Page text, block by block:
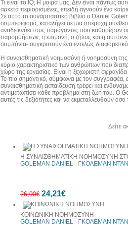
Τι είναι το IQ; Η μοίρα μας; Δεν είναι πάντως
αρκετά περιορισμένες, επειδή αγνοούν ένα
Σε αυτό το συναρπαστικό βιβλίο ο Daniel
συμπεριφορά, καταλήγει σε μια υπέροχη
αναδεικνύει τους παράγοντες που
παρορμήσεων, η επιμονή, ο ζήλος και η
συμπόνια- συγκροτούν ένα εντελώς
H συναισθηματική νοημοσύνη ή νοημοσύνη της
κύριο χαρακτηριστικό των ανθρώπων που
χώρο της εργασίας. Είναι η ξεχωριστή
Το πιο σημαντικό, σύμφωνα με τον συγγραφέα,
συναισθηματική εκπαίδευση τρέφει και
αντιμετωπίσει κάθε πρόβλημα στη ζωή του. Ο
αυτές τις δεξιότητες και να εκμεταλλευθούν
Δείτε
Η ΣΥΝΑΙΣΘΗΜΑΤΙΚΗ ΝΟΗΜΟΣΥΝΗ
GOLEMAN DANIEL - ΓΚΟΛΕΜΑΝ
26,90€ 24,21€
ΚΟΙΝΩΝΙΚΗ ΝΟΗΜΟΣΥΝΗ
GOLEMAN DANIEL - ΓΚΟΛΕΜΑΝ